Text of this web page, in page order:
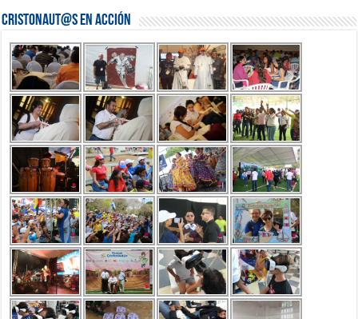
Cristonaut@s en Acción